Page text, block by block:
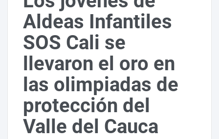
Aldeas Infantiles
SOS Cali se
llevaron el oro en
las olimpiadas de
protección del
Valle del Cauca